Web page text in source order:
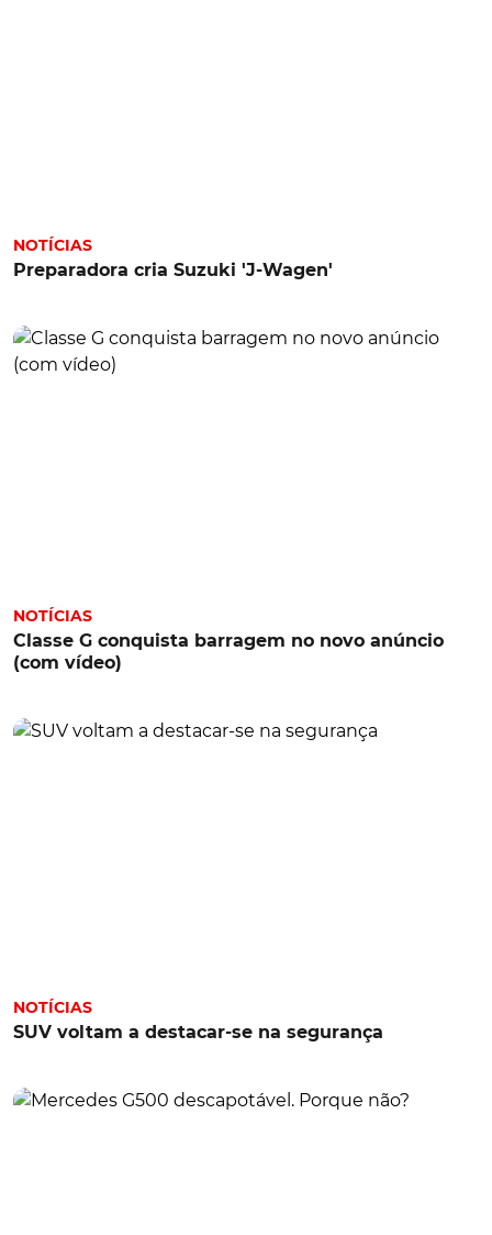
NOTÍCIAS
Preparadora cria Suzuki 'J-Wagen'
NOTÍCIAS
Classe G conquista barragem no novo anúncio
(com vídeo)
NOTÍCIAS
SUV voltam a destacar-se na segurança